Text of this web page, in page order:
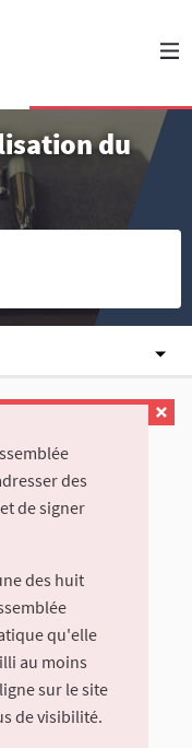
du
des
de signer
des huit
qu'elle
au moins
sur le site
de visibilité.